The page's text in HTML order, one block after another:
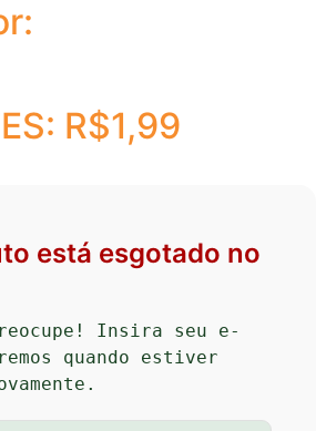
R$1,99
está esgotado no
Insira seu e-
quando estiver